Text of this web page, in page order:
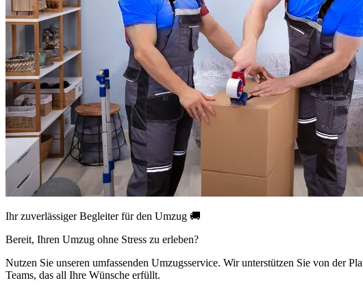
Ihr zuverlässiger Begleiter für den Umzug 🚚
Bereit, Ihren Umzug ohne Stress zu erleben?
Nutzen Sie unseren umfassenden Umzugsservice. Wir unterstützen Sie von der
Teams, das all Ihre Wünsche erfüllt.